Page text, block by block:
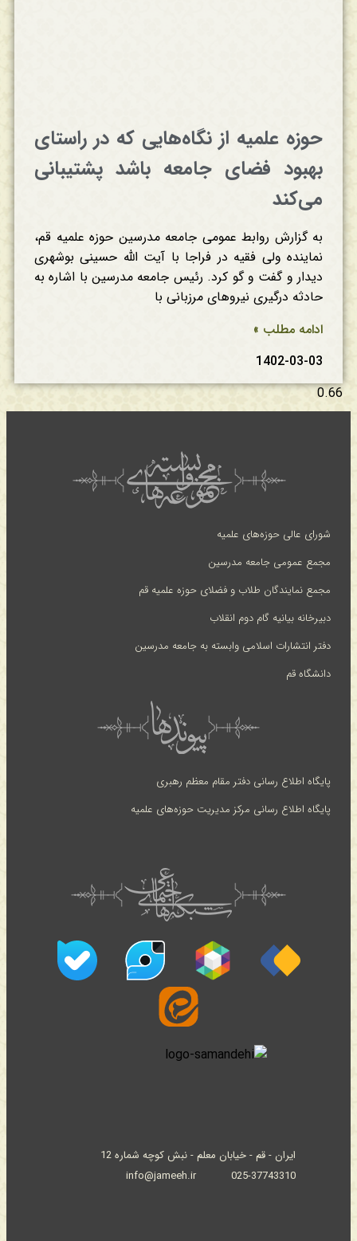
حوزه علمیه از نگاه‌هایی که در راستای
بهبود فضای جامعه باشد پشتیبانی
می‌کند
به گزارش روابط عمومی جامعه مدرسین حوزه علمیه قم،
نماینده ولی فقیه در فراجا با آیت الله حسینی بوشهری
دیدار و گفت و گو کرد. رئیس جامعه مدرسین با اشاره به
حادثه درگیری نیروهای مرزبانی با
ادامه مطلب »
1402-03-03
شورای عالی حوزه‌های علمیه
مجمع عمومی جامعه مدرسین
مجمع نمایندگان طلاب و فضلای حوزه علمیه قم
دبیرخانه بیانیه گام دوم انقلاب
دفتر انتشارات اسلامی وابسته به جامعه مدرسین
دانشگاه قم
پایگاه اطلاع رسانی دفتر مقام معظم رهبری
پایگاه اطلاع رسانی مرکز مدیریت حوزه‌های علمیه
ایران - قم - خیابان معلم - نبش کوچه شماره 12
025-37743310
info@jameeh.ir